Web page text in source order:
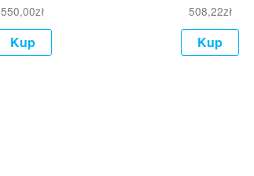
550,00zł
Kup
508,22zł
Kup